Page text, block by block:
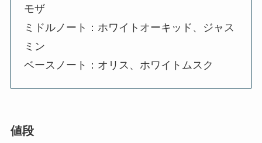
モザ
ミドルノート：ホワイトオーキッド、ジャス
ミン
ベースノート：オリス、ホワイトムスク
値段